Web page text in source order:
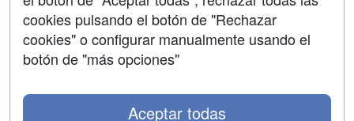
cookies pulsando el botón de "Rechazar
cookies" o configurar manualmente usando el
botón de "más opciones"
Aceptar todas